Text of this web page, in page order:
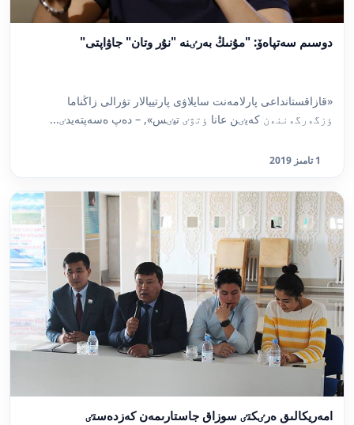
دوسىم سەتپاەۆ: "مۇنىڭ بەرٸنە "نۇر وتان" جاۋاپتى"
«قازاقستانداعى پارلامەنت سايلاۋى پارتييالار تۋرالى زاڭناما
ٶزگەرگەننەن كەيٸن عانا ٶتۋٸ تيٸس», – دەپ ەسەپتەيدٸ...
1 تامىز 2019
امەريكالىق ەرٸكتٸ سوزاق جاستارىمەن كەزدەستٸ